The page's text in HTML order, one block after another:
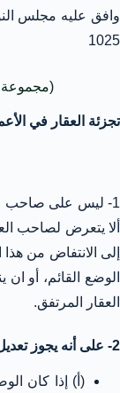
1025
(مجموعة
تجزئة العقار في
1- ليس على صاحب
ألا يتعرض لصاحب
إلى الانتفاض من
الوضع القائم، أو
العقار المرتفق.
2- على أنه يجوز تعديل حق الإرتفاق بين الطرفين فى الأحوال الآتية:
(أ) إذا كان